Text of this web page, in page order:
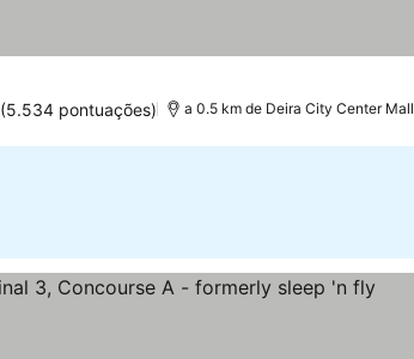
(5.534 pontuações) a 0.5 km de Deira City Center Mall